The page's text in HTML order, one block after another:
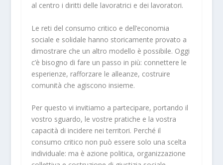
al centro i diritti delle lavoratrici e dei lavoratori.
Le reti del consumo critico e dell’economia
sociale e solidale hanno storicamente provato a
dimostrare che un altro modello è possibile. Oggi
c’è bisogno di fare un passo in più: connettere le
esperienze, rafforzare le alleanze, costruire
comunità che agiscono insieme.
Per questo vi invitiamo a partecipare, portando il
vostro sguardo, le vostre pratiche e la vostra
capacità di incidere nei territori. Perché il
consumo critico non può essere solo una scelta
individuale: ma è azione politica, organizzazione